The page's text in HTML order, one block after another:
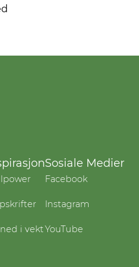
i vekt
Sosiale Medier
Facebook
Instagram
YouTube